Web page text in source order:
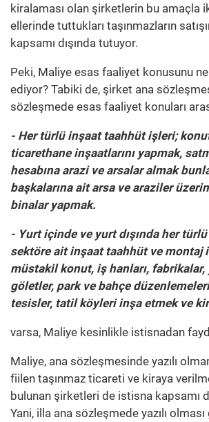
kiralaması olan şirketlerin bu amaçla
ellerinde tuttukları taşınmazların
kapsamı dışında tutuyor.
Peki, Maliye esas faaliyet konusunu
ediyor? Tabiki de, şirket ana
sözleşmede esas faaliyet konuları
- Her türlü inşaat taahhüt işleri;
ticarethane inşaatlarını yapmak,
hesabına arazi ve arsalar almak
başkalarına ait arsa ve araziler
binalar yapmak.
- Yurt içinde ve yurt dışında her
sektöre ait inşaat taahhüt ve montaj
müstakil konut, iş hanları, fabrikalar,
göletler, park ve bahçe
tesisler, tatil köyleri inşa etmek ve
varsa, Maliye kesinlikle istisnadan
Maliye, ana sözleşmesinde yazılı
fiilen taşınmaz ticareti ve kiraya
bulunan şirketleri de istisna kapsamı
Yani, illa ana sözleşmede yazılı